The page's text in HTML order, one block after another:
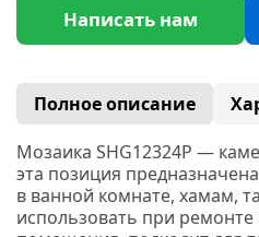
Написать нам
Полное описание
Мозаика SHG12324P —
эта позиция
в ванной комнате, хамам,
использовать при